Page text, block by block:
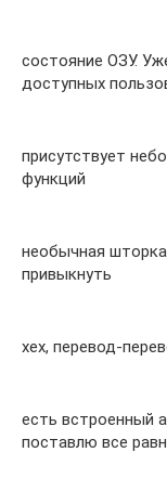
состояние ОЗУ.
доступных
присутствует
функций
необычная
привыкнуть
хех, перевод-
есть встроенный
поставлю все